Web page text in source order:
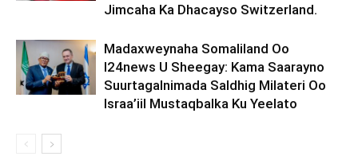
Jimcaha Ka Dhacayso Switzerland.
Madaxweynaha Somaliland Oo
I24news U Sheegay: Kama Saarayno
Suurtagalnimada Saldhig Milateri Oo
Israa’iil Mustaqbalka Ku Yeelato